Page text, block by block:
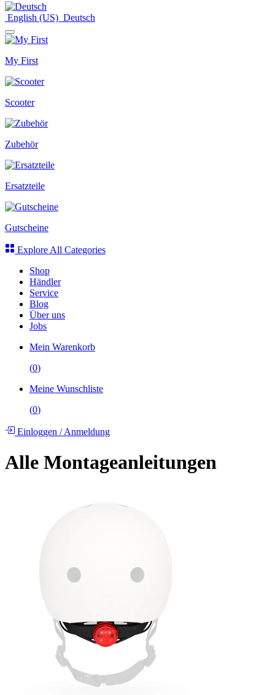
English (US) Deutsch
My First
Scooter
Zubehör
Ersatzteile
Gutscheine
Explore All Categories
Shop
Händler
Service
Blog
Über uns
Jobs
Mein Warenkorb
(0)
Meine Wunschliste
(0)
Einloggen /Anmeldung
Alle Montageanleitungen